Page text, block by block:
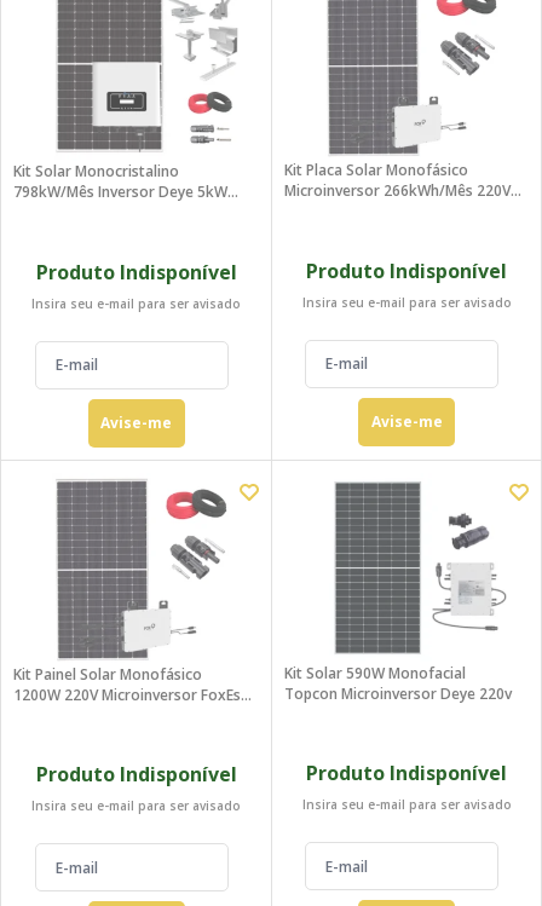
Kit Solar Monocristalino
798kW/mês Inversor Deye 5kW
Produto Indisponível
Insira seu e-mail para ser avisado
Avise-me
Kit Placa Solar Monofásico
Microinversor 266kWh/mês 220V
Produto Indisponível
Insira seu e-mail para ser avisado
Avise-me
Kit Painel Solar Monofásico
1200W 220V Microinversor FoxEss
Produto Indisponível
Insira seu e-mail para ser avisado
Kit Solar 590W Monofacial
Topcon Microinversor Deye 220v
Produto Indisponível
Insira seu e-mail para ser avisado